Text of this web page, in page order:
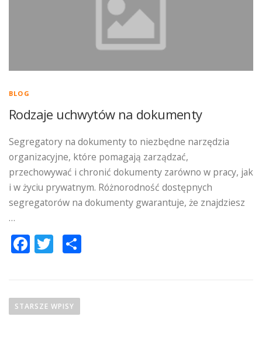
BLOG
Rodzaje uchwytów na dokumenty
Segregatory na dokumenty to niezbędne narzędzia
organizacyjne, które pomagają zarządzać,
przechowywać i chronić dokumenty zarówno w pracy, jak
i w życiu prywatnym. Różnorodność dostępnych
segregatorów na dokumenty gwarantuje, że znajdziesz
…
Facebook
Twitter
aSTARSZE WPISY